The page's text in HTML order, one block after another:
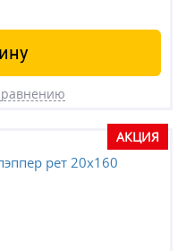
АКЦИЯ
рет 20x160